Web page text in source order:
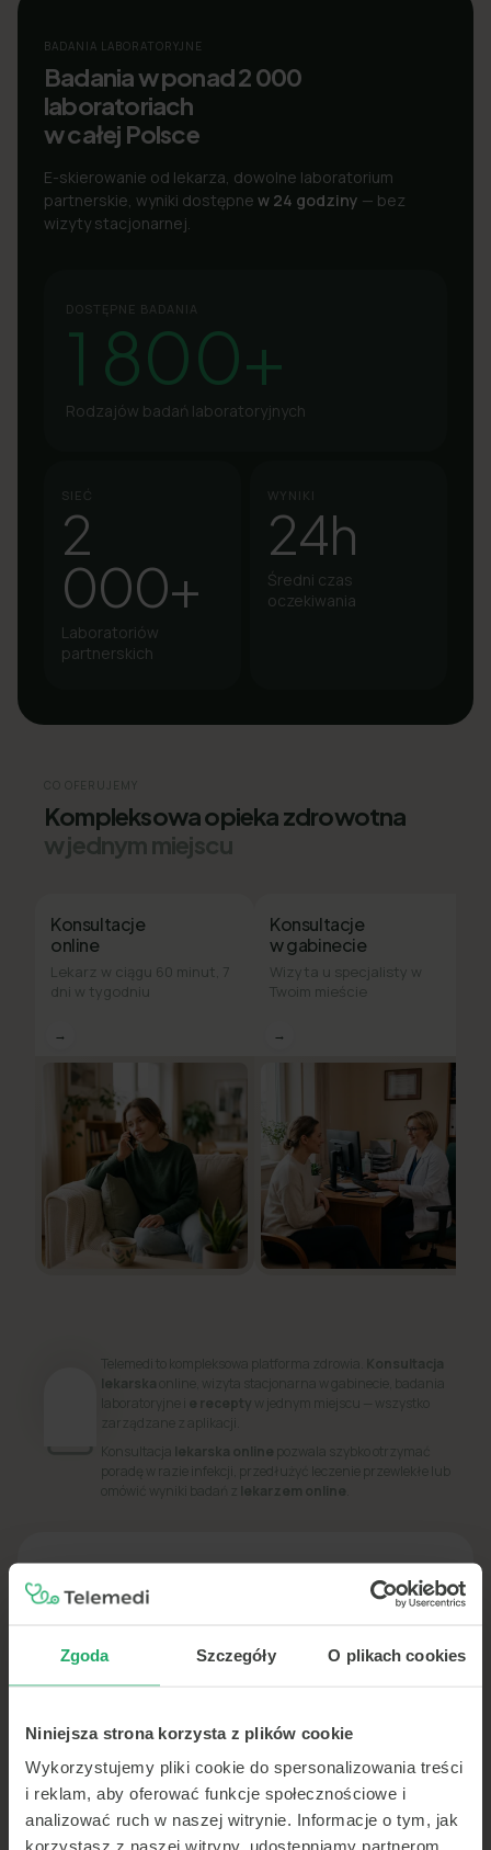
Zgoda Szczegóły O plikach cookies
Niniejsza strona korzysta z plików cookie
Wykorzystujemy pliki cookie do spersonalizowania treści
i reklam, aby oferować funkcje społecznościowe i
analizować ruch w naszej witrynie. Informacje o tym, jak
korzystasz z naszej witryny, udostępniamy partnerom
BADANIA LABORATORYJNE
Badania w ponad 2 000
laboratoriach
w całej Polsce
E-skierowanie od lekarza, dowolne laboratorium
partnerskie, wyniki dostępne w 24 godziny — bez
wizyty stacjonarnej.
DOSTĘPNE BADANIA
1 800+
Rodzajów badań laboratoryjnych
SIEĆ
2
000+
Laboratoriów
partnerskich
WYNIKI
24h
Średni czas
oczekiwania
CO OFERUJEMY
Kompleksowa opieka zdrowotna
w jednym miejscu
Konsultacje
online
Lekarz w ciągu 60 minut, 7
dni w tygodniu
→
Konsultacje
w gabinecie
Wizyta u specjalisty w
Twoim mieście
→
Telemedi to kompleksowa platforma zdrowia. Konsultacja
lekarskaonline, wizyta stacjonarna w gabinecie, badania
laboratoryjne i e recepty w jednym miejscu — wszystko
zarządzane z aplikacji.
Konsultacja lekarska online pozwala szybko otrzymać
poradę w razie infekcji, przedłużyć leczenie przewlekłe lub
omówić wyniki badań z lekarzem online